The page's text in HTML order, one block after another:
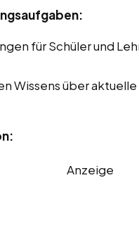
für Schüler und
Wissens über
Anzeige